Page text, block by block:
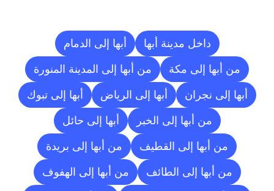
داخل مدينة أبها أبها إلى الدمام
من أبها إلى مكة من أبها إلى المدينة المنورة
أبها إلى نجران أبها إلى الرياض أبها إلى تبوك
من أبها إلى الخبر أبها إلى حائل
من أبها إلى القطيف من أبها إلى بريدة
من أبها إلى الطائف من أبها إلى الهفوف